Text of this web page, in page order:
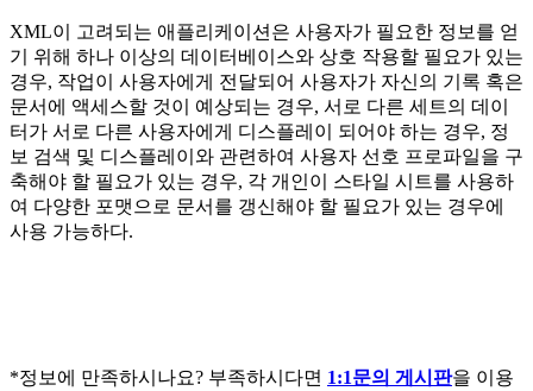
XML이 고려되는 애플리케이션은 사용자가 필요한 정보를 얻
기 위해 하나 이상의 데이터베이스와 상호 작용할 필요가 있는
경우, 작업이 사용자에게 전달되어 사용자가 자신의 기록 혹은
문서에 액세스할 것이 예상되는 경우, 서로 다른 세트의 데이
터가 서로 다른 사용자에게 디스플레이 되어야 하는 경우, 정
보 검색 및 디스플레이와 관련하여 사용자 선호 프로파일을 구
축해야 할 필요가 있는 경우, 각 개인이 스타일 시트를 사용하
여 다양한 포맷으로 문서를 갱신해야 할 필요가 있는 경우에
사용 가능하다.
*정보에 만족하시나요? 부족하시다면 1:1문의 게시판을 이용